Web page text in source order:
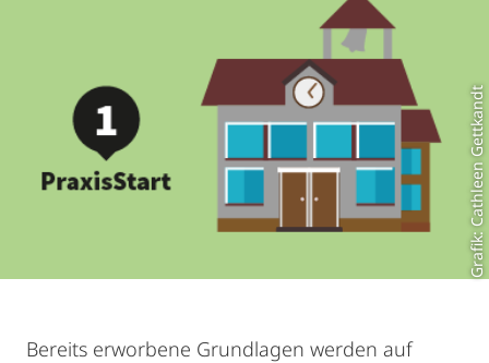
Grafik: Cathleen Gettkandt
Bereits erworbene Grundlagen werden auf